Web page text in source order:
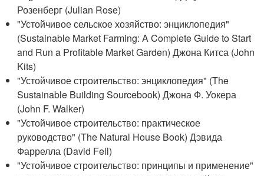
Розенберг (Julian Rose)
"Устойчивое сельское хозяйство: энциклопедия"
(Sustainable Market Farming: A Complete Guide to Start
and Run a Profitable Market Garden) Джона Китса (John
Kits)
"Устойчивое строительство: энциклопедия" (The
Sustainable Building Sourcebook) Джона Ф. Уокера
(John F. Walker)
"Устойчивое строительство: практическое
руководство" (The Natural House Book) Дэвида
Фаррелла (David Fell)
"Устойчивое строительство: принципы и применение"